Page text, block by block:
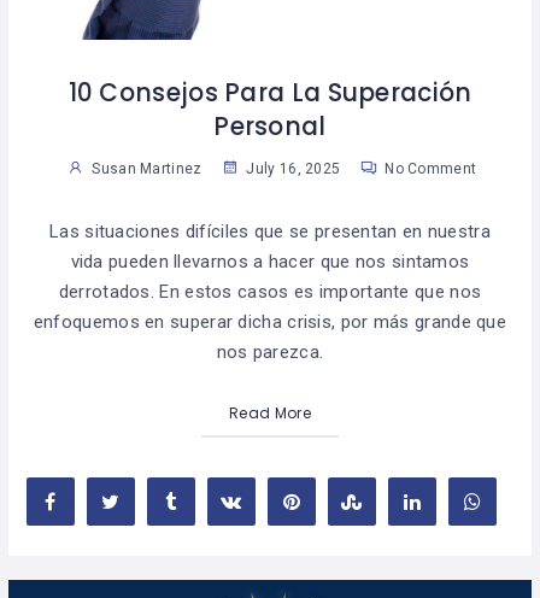
10 Consejos Para La Superación
Personal
Susan Martinez July 16, 2025 No Comment
Las situaciones difíciles que se presentan en nuestra
vida pueden llevarnos a hacer que nos sintamos
derrotados. En estos casos es importante que nos
enfoquemos en superar dicha crisis, por más grande que
nos parezca.
Read More